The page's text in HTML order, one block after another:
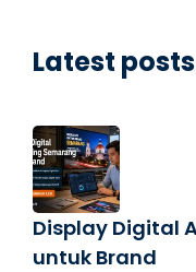
Latest posts
Display Digital
untuk Brand